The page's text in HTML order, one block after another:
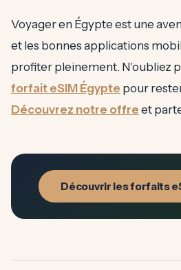
Voyager en Égypte est une
et les bonnes applications
profiter pleinement. N'oubliez
forfait eSIM Égypte pour
Découvrez notre offre et
Découvrir les forfaits